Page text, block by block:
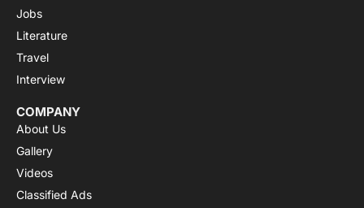
Jobs
Literature
Travel
Interview
COMPANY
About Us
Gallery
Videos
Classified Ads